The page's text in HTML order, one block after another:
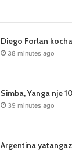
Diego Forlan
38 minutes ago
Simba, Yanga nje
39 minutes ago
Argentina